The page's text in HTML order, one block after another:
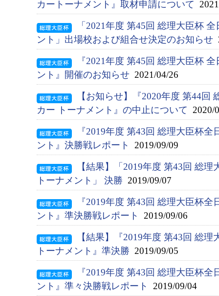
カートーナメント』取材申請について
「2021年度 第45回 総理大臣杯
ント」出場校および組合せ決定のお知らせ
『2021年度 第45回 総理大臣杯
ント』開催のお知らせ 2021/04/26
【お知らせ】『2020年度 第44回
カー トーナメント』の中止について 2020/
『2019年度 第43回 総理大臣杯
ント』決勝戦レポート
2019/09/09
【結果】「2019年度 第43回 総
トーナメント」 決勝 2019/09/07
『2019年度 第43回 総理大臣杯
ント』準決勝戦レポート
2019/09/06
【結果】『2019年度 第43回 総
トーナメント』準決勝 2019/09/05
『2019年度 第43回 総理大臣杯
ント』準々決勝戦レポート
2019/09/04